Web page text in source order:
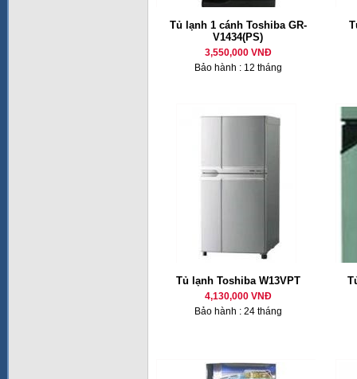
Tủ lạnh 1 cánh Toshiba GR-
V1434(PS)
3,550,000 VNĐ
Bảo hành : 12 tháng
Tủ lạnh Toshiba W13VPT
4,130,000 VNĐ
Bảo hành : 24 tháng